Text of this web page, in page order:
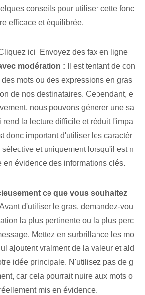
conseils pour utiliser cette fonc
efficace et équilibrée.
ici Envoyez des fax en ligne
modération : Il est tentant de con
mots ou des expressions en gras
de nos destinataires. Cependant, e
nous pouvons générer une sa
rend la lecture difficile et réduit l'impa
donc important d'utiliser les caractèr
et uniquement lorsqu'il est n
en évidence des informations clés.
ce que vous souhaitez
Avant d'utiliser le gras, demandez-vou
la plus pertinente ou la plus perc
Mettez en surbrillance les mo
ajoutent vraiment de la valeur et aid
idée principale. N'utilisez pas de g
car cela pourrait nuire aux mots o
mis en évidence.